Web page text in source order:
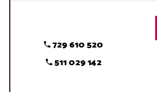
729 610 520
511 029 142